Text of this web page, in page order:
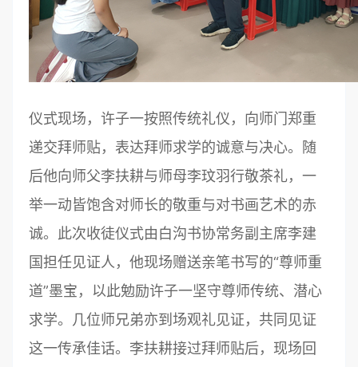
仪式现场，许子一按照传统礼仪，向师门郑重
递交拜师贴，表达拜师求学的诚意与决心。随
后他向师父李扶耕与师母李玟羽行敬茶礼，一
举一动皆饱含对师长的敬重与对书画艺术的赤
诚。此次收徒仪式由白沟书协常务副主席李建
国担任见证人，他现场赠送亲笔书写的“尊师重
道”墨宝，以此勉励许子一坚守尊师传统、潜心
求学。几位师兄弟亦到场观礼见证，共同见证
这一传承佳话。李扶耕接过拜师贴后，现场回